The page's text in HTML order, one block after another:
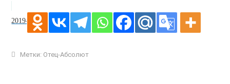
2019-02-25
Метки: Отец-Абсолют